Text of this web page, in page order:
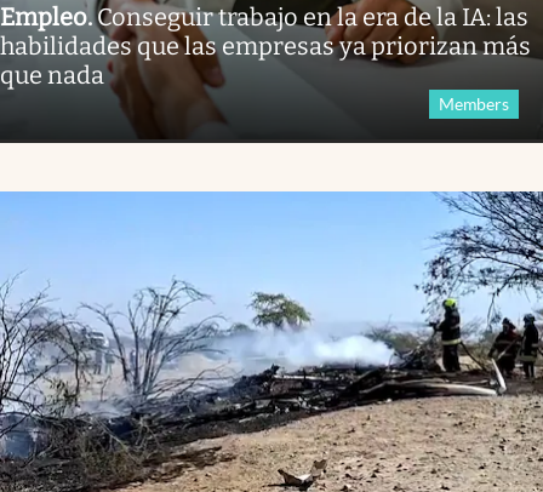
Empleo.Conseguir trabajo en la era de la IA: las
habilidades que las empresas ya priorizan más
que nada
Members